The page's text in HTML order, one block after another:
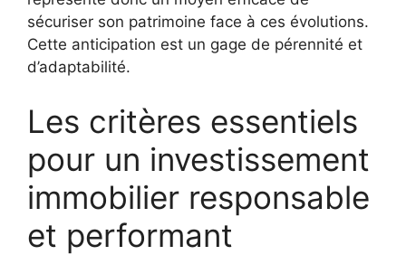
sécuriser son patrimoine face à ces évolutions.
Cette anticipation est un gage de pérennité et
d’adaptabilité.
Les critères essentiels
pour un investissement
immobilier responsable
et performant